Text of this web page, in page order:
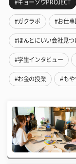
#キョーソウPROJECT
#ガクラボ #お仕事
#ほんとにいい会社見つ
#学生インタビュー
#お金の授業 #もや